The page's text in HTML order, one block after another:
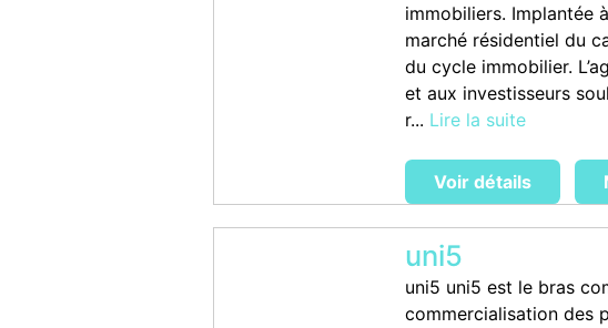
immobiliers. Implantée
marché résidentiel du
du cycle immobilier.
et aux investisseurs
r... Lire la suite
Voir détails
uni5
uni5 uni5 est le bras
commercialisation des